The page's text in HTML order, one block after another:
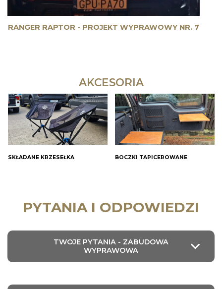
RANGER RAPTOR - PROJEKT WYPRAWOWY NR. 7
AKCESORIA
SKŁADANE KRZESEŁKA BOCZKI TAPICEROWANE
PYTANIA I ODPOWIEDZI
TWOJE PYTANIA - ZABUDOWA
WYPRAWOWA